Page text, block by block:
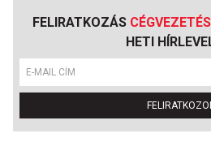
FELIRATKOZÁS
HETI